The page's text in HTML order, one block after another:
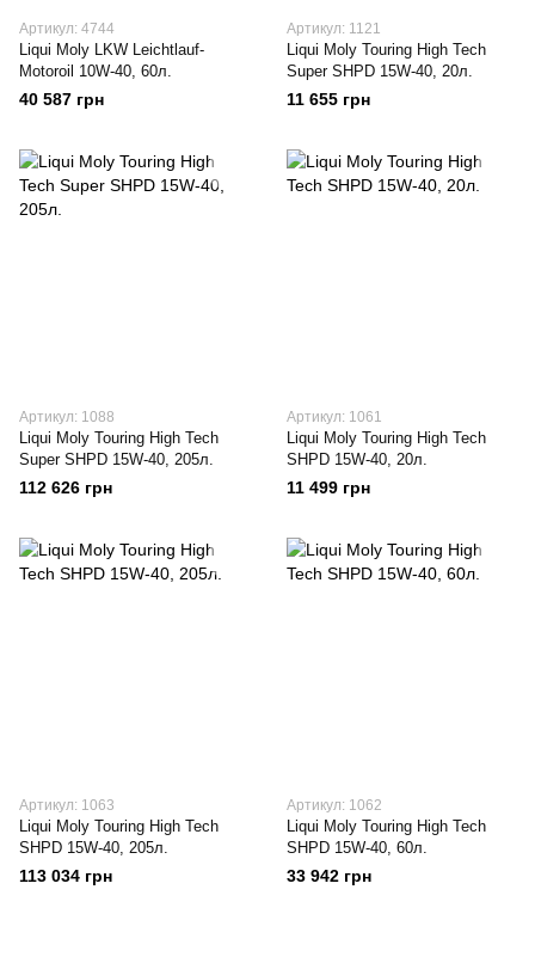
Артикул: 4744
Liqui Moly LKW Leichtlauf-
Motoroil 10W-40, 60л.
40 587 грн
Артикул: 1121
Liqui Moly Touring High Tech
Super SHPD 15W-40, 20л.
11 655 грн
Артикул: 1088
Liqui Moly Touring High Tech
Super SHPD 15W-40, 205л.
112 626 грн
Артикул: 1061
Liqui Moly Touring High Tech
SHPD 15W-40, 20л.
11 499 грн
Артикул: 1063
Liqui Moly Touring High Tech
SHPD 15W-40, 205л.
113 034 грн
Артикул: 1062
Liqui Moly Touring High Tech
SHPD 15W-40, 60л.
33 942 грн